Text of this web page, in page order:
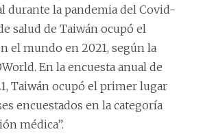
durante la pandemia del Covid-
salud de Taiwán ocupó el
el mundo en 2021, según la
En la encuesta anual de
Taiwán ocupó el primer lugar
encuestados en la categoría
médica”.